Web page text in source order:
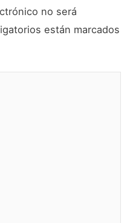
no será
están marcados